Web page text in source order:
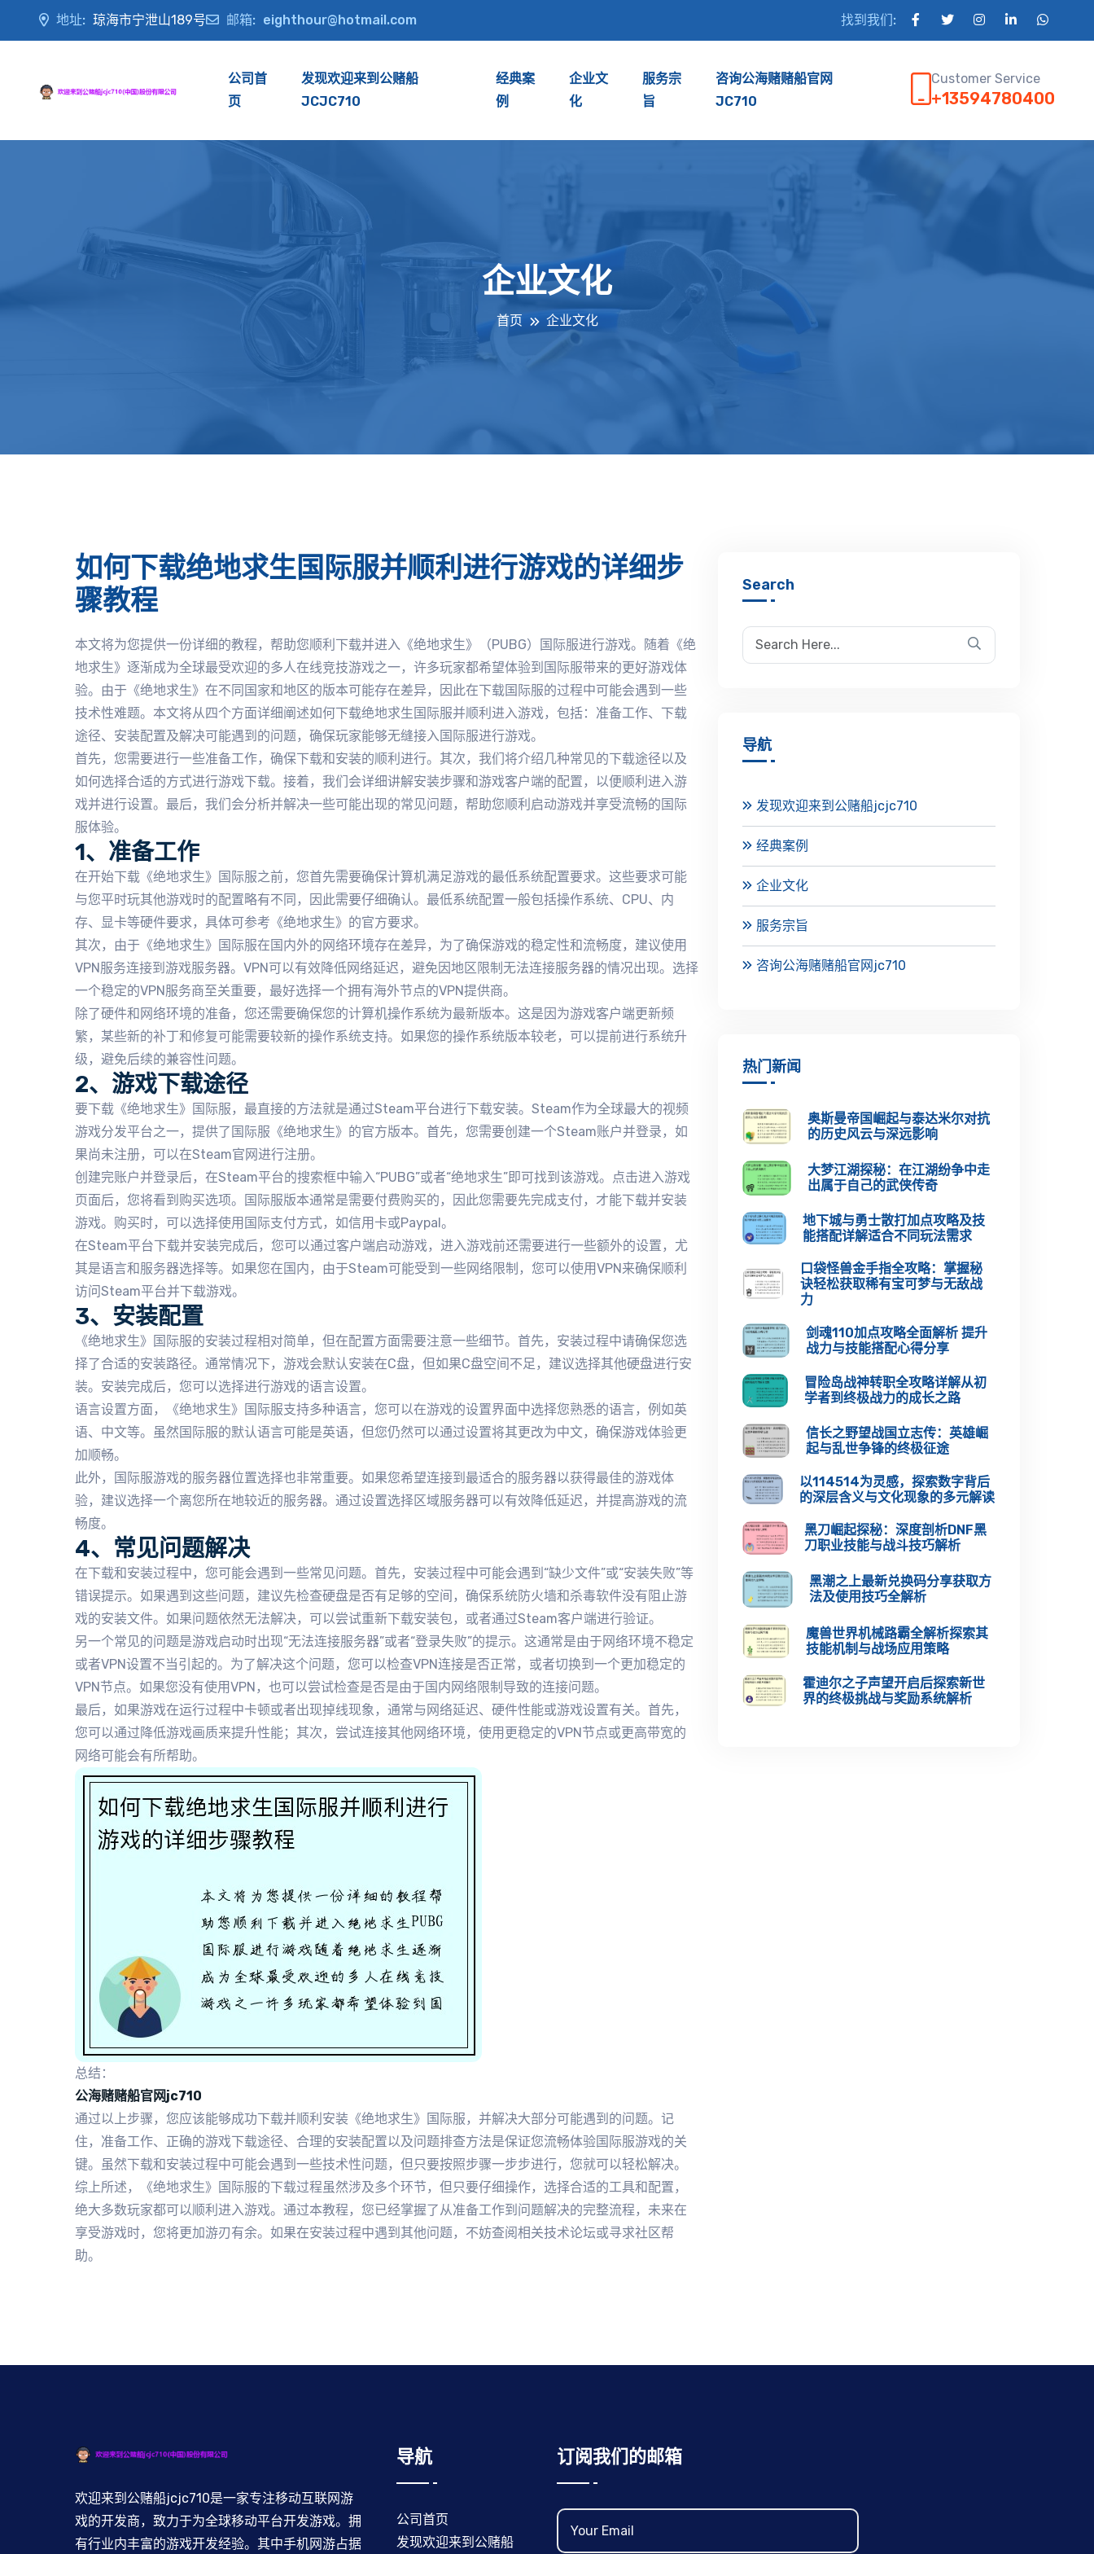
地址: 琼海市宁泄山189号 邮箱: eighthour@hotmail.com 找到我们:
公司首
页
发现欢迎来到公赌船
JCJC710
经典案
例
企业文
化
服务宗
旨
咨询公海赌赌船官网
JC710
Customer Service
+13594780400
企业文化
首页 企业文化
如何下载绝地求生国际服并顺利进行游戏的详细步
骤教程
本文将为您提供一份详细的教程，帮助您顺利下载并进入《绝地求生》（PUBG）国际服进行游戏。随着《绝
地求生》逐渐成为全球最受欢迎的多人在线竞技游戏之一，许多玩家都希望体验到国际服带来的更好游戏体
验。由于《绝地求生》在不同国家和地区的版本可能存在差异，因此在下载国际服的过程中可能会遇到一些
技术性难题。本文将从四个方面详细阐述如何下载绝地求生国际服并顺利进入游戏，包括：准备工作、下载
途径、安装配置及解决可能遇到的问题，确保玩家能够无缝接入国际服进行游戏。
首先，您需要进行一些准备工作，确保下载和安装的顺利进行。其次，我们将介绍几种常见的下载途径以及
如何选择合适的方式进行游戏下载。接着，我们会详细讲解安装步骤和游戏客户端的配置，以便顺利进入游
戏并进行设置。最后，我们会分析并解决一些可能出现的常见问题，帮助您顺利启动游戏并享受流畅的国际
服体验。
1、准备工作
在开始下载《绝地求生》国际服之前，您首先需要确保计算机满足游戏的最低系统配置要求。这些要求可能
与您平时玩其他游戏时的配置略有不同，因此需要仔细确认。最低系统配置一般包括操作系统、CPU、内
存、显卡等硬件要求，具体可参考《绝地求生》的官方要求。
其次，由于《绝地求生》国际服在国内外的网络环境存在差异，为了确保游戏的稳定性和流畅度，建议使用
VPN服务连接到游戏服务器。VPN可以有效降低网络延迟，避免因地区限制无法连接服务器的情况出现。选择
一个稳定的VPN服务商至关重要，最好选择一个拥有海外节点的VPN提供商。
除了硬件和网络环境的准备，您还需要确保您的计算机操作系统为最新版本。这是因为游戏客户端更新频
繁，某些新的补丁和修复可能需要较新的操作系统支持。如果您的操作系统版本较老，可以提前进行系统升
级，避免后续的兼容性问题。
2、游戏下载途径
要下载《绝地求生》国际服，最直接的方法就是通过Steam平台进行下载安装。Steam作为全球最大的视频
游戏分发平台之一，提供了国际服《绝地求生》的官方版本。首先，您需要创建一个Steam账户并登录，如
果尚未注册，可以在Steam官网进行注册。
创建完账户并登录后，在Steam平台的搜索框中输入“PUBG”或者“绝地求生”即可找到该游戏。点击进入游戏
页面后，您将看到购买选项。国际服版本通常是需要付费购买的，因此您需要先完成支付，才能下载并安装
游戏。购买时，可以选择使用国际支付方式，如信用卡或Paypal。
在Steam平台下载并安装完成后，您可以通过客户端启动游戏，进入游戏前还需要进行一些额外的设置，尤
其是语言和服务器选择等。如果您在国内，由于Steam可能受到一些网络限制，您可以使用VPN来确保顺利
访问Steam平台并下载游戏。
3、安装配置
《绝地求生》国际服的安装过程相对简单，但在配置方面需要注意一些细节。首先，安装过程中请确保您选
择了合适的安装路径。通常情况下，游戏会默认安装在C盘，但如果C盘空间不足，建议选择其他硬盘进行安
装。安装完成后，您可以选择进行游戏的语言设置。
语言设置方面，《绝地求生》国际服支持多种语言，您可以在游戏的设置界面中选择您熟悉的语言，例如英
语、中文等。虽然国际服的默认语言可能是英语，但您仍然可以通过设置将其更改为中文，确保游戏体验更
加顺畅。
此外，国际服游戏的服务器位置选择也非常重要。如果您希望连接到最适合的服务器以获得最佳的游戏体
验，建议选择一个离您所在地较近的服务器。通过设置选择区域服务器可以有效降低延迟，并提高游戏的流
畅度。
4、常见问题解决
在下载和安装过程中，您可能会遇到一些常见问题。首先，安装过程中可能会遇到“缺少文件”或“安装失败”等
错误提示。如果遇到这些问题，建议先检查硬盘是否有足够的空间，确保系统防火墙和杀毒软件没有阻止游
戏的安装文件。如果问题依然无法解决，可以尝试重新下载安装包，或者通过Steam客户端进行验证。
另一个常见的问题是游戏启动时出现“无法连接服务器”或者“登录失败”的提示。这通常是由于网络环境不稳定
或者VPN设置不当引起的。为了解决这个问题，您可以检查VPN连接是否正常，或者切换到一个更加稳定的
VPN节点。如果您没有使用VPN，也可以尝试检查是否是由于国内网络限制导致的连接问题。
最后，如果游戏在运行过程中卡顿或者出现掉线现象，通常与网络延迟、硬件性能或游戏设置有关。首先，
您可以通过降低游戏画质来提升性能；其次，尝试连接其他网络环境，使用更稳定的VPN节点或更高带宽的
网络可能会有所帮助。
总结：
公海赌赌船官网jc710
通过以上步骤，您应该能够成功下载并顺利安装《绝地求生》国际服，并解决大部分可能遇到的问题。记
住，准备工作、正确的游戏下载途径、合理的安装配置以及问题排查方法是保证您流畅体验国际服游戏的关
键。虽然下载和安装过程中可能会遇到一些技术性问题，但只要按照步骤一步步进行，您就可以轻松解决。
综上所述，《绝地求生》国际服的下载过程虽然涉及多个环节，但只要仔细操作，选择合适的工具和配置，
绝大多数玩家都可以顺利进入游戏。通过本教程，您已经掌握了从准备工作到问题解决的完整流程，未来在
享受游戏时，您将更加游刃有余。如果在安装过程中遇到其他问题，不妨查阅相关技术论坛或寻求社区帮
助。
Search
导航
发现欢迎来到公赌船jcjc710
经典案例
企业文化
服务宗旨
咨询公海赌赌船官网jc710
热门新闻
奥斯曼帝国崛起与泰达米尔对抗
的历史风云与深远影响
大梦江湖探秘：在江湖纷争中走
出属于自己的武侠传奇
地下城与勇士散打加点攻略及技
能搭配详解适合不同玩法需求
口袋怪兽金手指全攻略：掌握秘
诀轻松获取稀有宝可梦与无敌战
力
剑魂110加点攻略全面解析 提升
战力与技能搭配心得分享
冒险岛战神转职全攻略详解从初
学者到终极战力的成长之路
信长之野望战国立志传：英雄崛
起与乱世争锋的终极征途
以114514为灵感，探索数字背后
的深层含义与文化现象的多元解读
黑刀崛起探秘：深度剖析DNF黑
刀职业技能与战斗技巧解析
黑潮之上最新兑换码分享获取方
法及使用技巧全解析
魔兽世界机械路霸全解析探索其
技能机制与战场应用策略
霍迪尔之子声望开启后探索新世
界的终极挑战与奖励系统解析
欢迎来到公赌船jcjc710是一家专注移动互联网游
戏的开发商，致力于为全球移动平台开发游戏。拥
有行业内丰富的游戏开发经验。其中手机网游占据
导航
公司首页
发现欢迎来到公赌船
订阅我们的邮箱